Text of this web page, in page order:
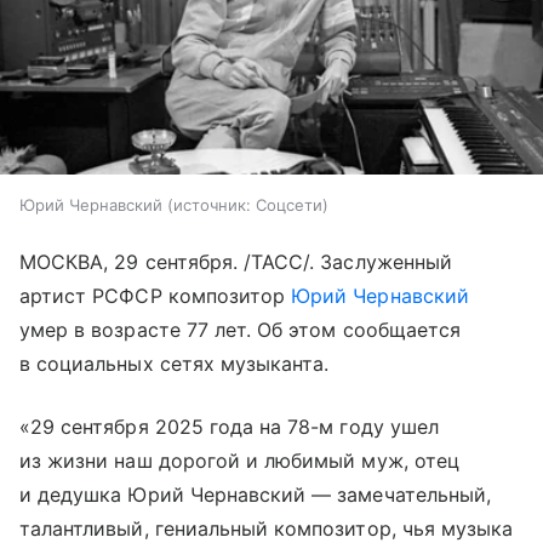
Юрий Чернавский источник: Соцсети
МОСКВА, 29 сентября. /ТАСС/. Заслуженный
артист РСФСР композитор Юрий Чернавский
умер в возрасте 77 лет. Об этом сообщается
в социальных сетях музыканта.
«29 сентября 2025 года на 78-м году ушел
из жизни наш дорогой и любимый муж, отец
и дедушка Юрий Чернавский — замечательный,
талантливый, гениальный композитор, чья музыка